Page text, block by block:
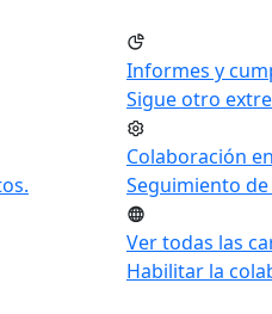
Informes y
Sigue otro
Colaboración
Seguimiento
Ver todas las
Habilitar la